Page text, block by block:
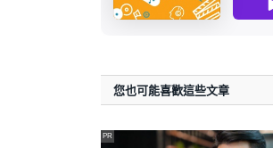
您也可能喜歡這些文章
PR